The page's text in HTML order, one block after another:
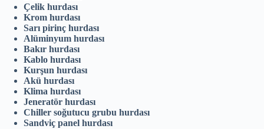
Çelik hurdası
Krom hurdası
Sarı pirinç hurdası
Alüminyum hurdası
Bakır hurdası
Kablo hurdası
Kurşun hurdası
Akü hurdası
Klima hurdası
Jeneratör hurdası
Chiller soğutucu grubu hurdası
Sandviç panel hurdası